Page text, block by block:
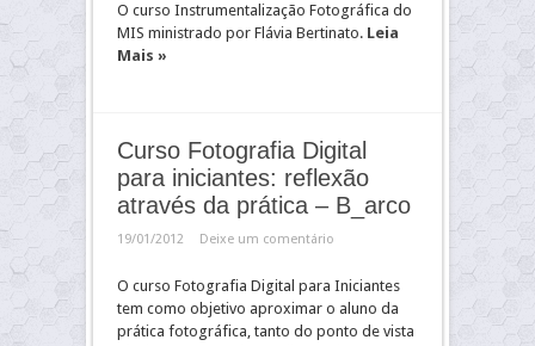
O curso Instrumentalização Fotográfica do
MIS ministrado por Flávia Bertinato. Leia
Mais »
Curso Fotografia Digital
para iniciantes: reflexão
através da prática – B_arco
19/01/2012 Deixe um comentário
O curso Fotografia Digital para Iniciantes
tem como objetivo aproximar o aluno da
prática fotográfica, tanto do ponto de vista